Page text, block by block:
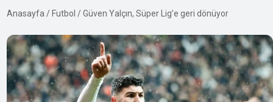
Anasayfa / Futbol /Güven Yalçın, Süper Lig’e geri dönüyor